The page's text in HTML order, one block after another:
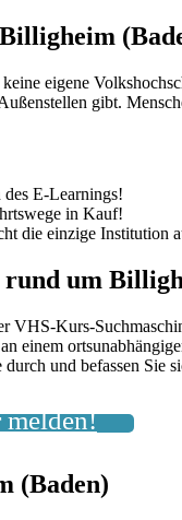
eigene
gibt.
E-Learnings!
in Kauf!
die einzige Institution
um
VHS-Kurs-
einem
und befassen Sie
(Baden)